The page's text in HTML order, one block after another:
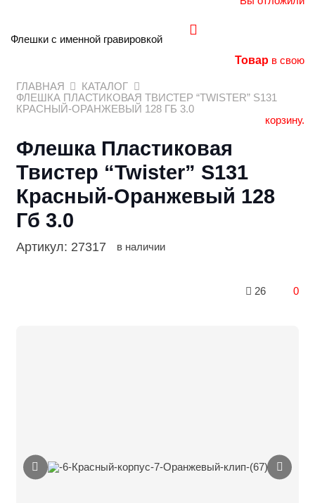
Флешки с именной гравировкой
Товарв свою
корзину.
ГЛАВНАЯ
КАТАЛОГ
ФЛЕШКА ПЛАСТИКОВАЯ ТВИСТЕР “TWISTER” S131
КРАСНЫЙ-ОРАНЖЕВЫЙ 128 ГБ 3.0
Флешка Пластиковая
Твистер “Twister” S131
Красный-Оранжевый 128
Гб 3.0
Артикул: 27317 в наличии
26 0